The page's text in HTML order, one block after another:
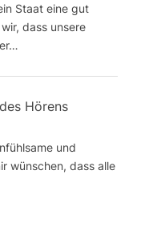
Staat eine gut
dass unsere
Hörens
und
wünschen, dass alle